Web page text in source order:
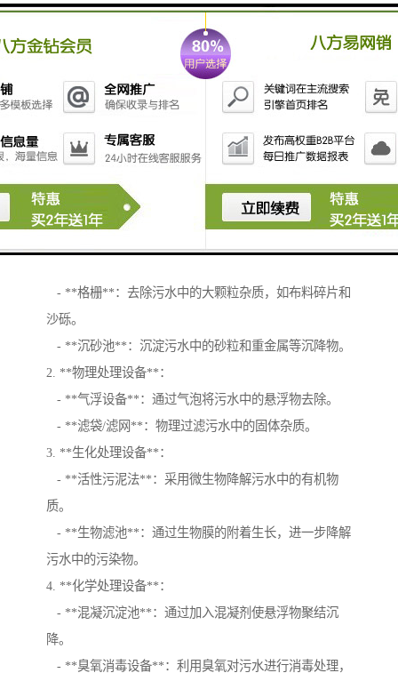
洗衣房污水处理设备主要用于处理洗衣过程中产生的污
水，以达到排放标准并保护环境。以下是一些常见的洗
- **格栅**：去除污水中的大颗粒杂质，如布料碎片和
沙砾。
- **沉砂池**：沉淀污水中的砂粒和重金属等沉降物。
2. **物理处理设备**：
- **气浮设备**：通过气泡将污水中的悬浮物去除。
- **滤袋/滤网**：物理过滤污水中的固体杂质。
3. **生化处理设备**：
- **活性污泥法**：采用微生物降解污水中的有机物
质。
- **生物滤池**：通过生物膜的附着生长，进一步降解
污水中的污染物。
4. **化学处理设备**：
- **混凝沉淀池**：通过加入混凝剂使悬浮物聚结沉
降。
- **臭氧消毒设备**：利用臭氧对污水进行消毒处理，